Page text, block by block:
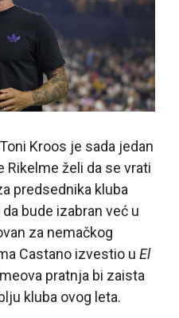
Kroos je sada jedan
Rikelme želi da se vrati
predsednika kluba
bude izabran već u
za nemačkog
Castano izvestio u El
pratnja bi zaista
kluba ovog leta.